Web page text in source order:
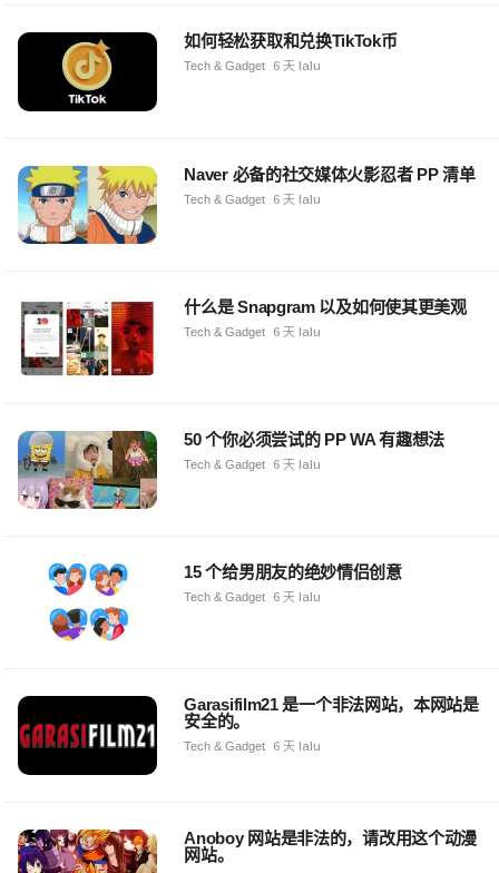
如何轻松获取和兑换TikTok币
Tech & Gadget 6 天 lalu
Naver 必备的社交媒体火影忍者 PP 清单
Tech & Gadget 6 天 lalu
什么是 Snapgram 以及如何使其更美观
Tech & Gadget 6 天 lalu
50 个你必须尝试的 PP WA 有趣想法
Tech & Gadget 6 天 lalu
15 个给男朋友的绝妙情侣创意
Tech & Gadget 6 天 lalu
Garasifilm21 是一个非法网站，本网站是
安全的。
Tech & Gadget 6 天 lalu
Anoboy 网站是非法的，请改用这个动漫
网站。